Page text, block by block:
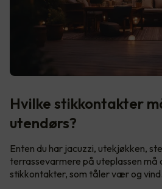
Hvilke stikkontakter
utendørs?
Enten du har jacuzzi, utekjøkken,
terrassevarmere på uteplassen må
stikkontakter, som tåler vær og vind.